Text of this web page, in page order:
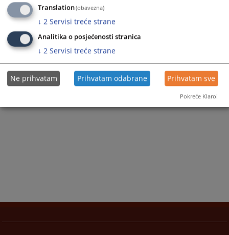
Translation(obavezna)
↓ 2 Servisi treće strane
Analitika o posjećenosti stranica
↓ 2 Servisi treće strane
Ne prihvatam Prihvatam odabrane Prihvatam sve
Pokreće Klaro!